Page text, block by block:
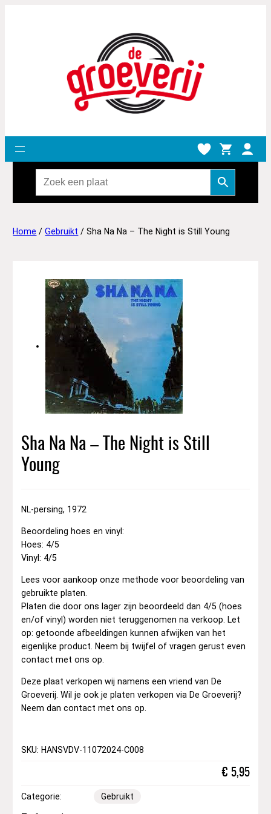
Home /Gebruikt / Sha Na Na – The Night is Still Young
Sha Na Na – The Night is Still
Young
NL-persing, 1972
Beoordeling hoes en vinyl:
Hoes: 4/5
Vinyl: 4/5
Lees voor aankoop onze methode voor beoordeling van
gebruikte platen.
Platen die door ons lager zijn beoordeeld dan 4/5 (hoes
en/of vinyl) worden niet teruggenomen na verkoop. Let
op: getoonde afbeeldingen kunnen afwijken van het
eigenlijke product. Neem bij twijfel of vragen gerust even
contact met ons op.
Deze plaat verkopen wij namens een vriend van De
Groeverij. Wil je ook je platen verkopen via De Groeverij?
Neem dan contact met ons op.
SKU: HANSVDV-11072024-C008
€ 5,95
Categorie: Gebruikt